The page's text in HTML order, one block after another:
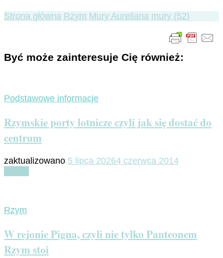
Strona główna Rzym Mury Aureliana mury (52)
Być może zainteresuje Cię również:
Podstawowe informacje
Rzymskie porty lotnicze czyli jak się dostać do
centrum
zaktualizowano 5 lipca 20264 czerwca 2014
Rzym
W rejonie Pigna, czyli nie tylko Panteonem
Rzym stoi